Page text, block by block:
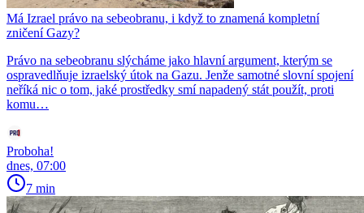
Má Izrael právo na sebeobranu, i když to znamená kompletní
zničení Gazy?
Právo na sebeobranu slýcháme jako hlavní argument, kterým se
ospravedlňuje izraelský útok na Gazu. Jenže samotné slovní spojení
neříká nic o tom, jaké prostředky smí napadený stát použít, proti
komu…
Proboha!
dnes, 07:00
7 min